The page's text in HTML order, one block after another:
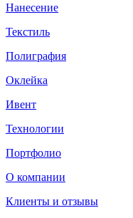
Нанесение
Текстиль
Полиграфия
Оклейка
Ивент
Технологии
Портфолио
О компании
Клиенты и отзывы